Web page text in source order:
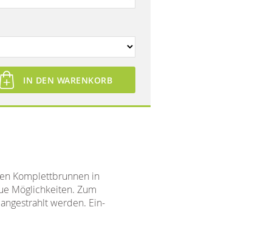
IN DEN WARENKORB
Komplettbrunnen in
Möglichkeiten. Zum
werden. Ein-